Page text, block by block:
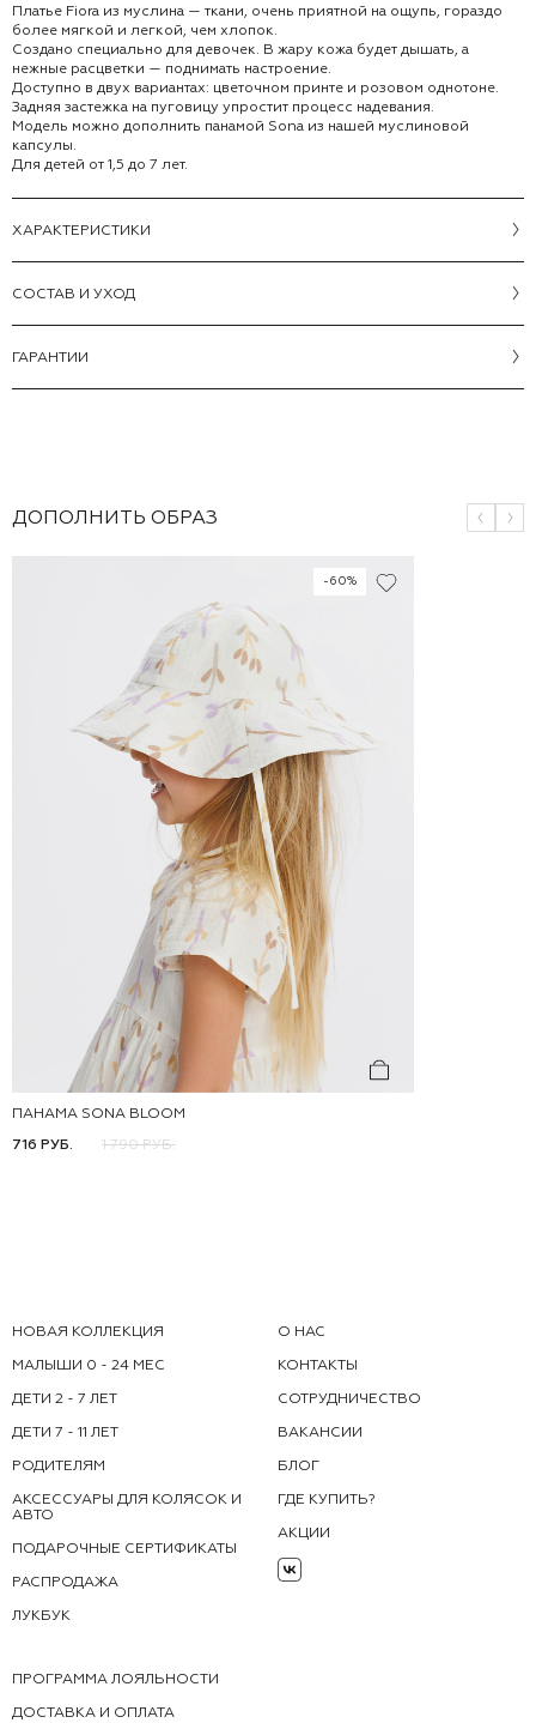
Платье Fiora из муслина — ткани, очень приятной на ощупь, гораздо
более мягкой и легкой, чем хлопок.
Создано специально для девочек. В жару кожа будет дышать, а
нежные расцветки — поднимать настроение.
Доступно в двух вариантах: цветочном принте и розовом однотоне.
Задняя застежка на пуговицу упростит процесс надевания.
Модель можно дополнить панамой Sona из нашей муслиновой
капсулы.
Для детей от 1,5 до 7 лет.
ХАРАКТЕРИСТИКИ
CОСТАВ И УХОД
ГАРАНТИИ
ДОПОЛНИТЬ ОБРАЗ
-60%
46-48 48-50
ПАНАМА SONA BLOOM
716 РУБ.
1 790 РУБ.
НОВАЯ КОЛЛЕКЦИЯ
МАЛЫШИ 0 - 24 МЕС
ДЕТИ 2 - 7 ЛЕТ
ДЕТИ 7 - 11 ЛЕТ
РОДИТЕЛЯМ
АКСЕССУАРЫ ДЛЯ КОЛЯСОК И
АВТО
ПОДАРОЧНЫЕ СЕРТИФИКАТЫ
РАСПРОДАЖА
ЛУКБУК
О НАС
КОНТАКТЫ
СОТРУДНИЧЕСТВО
ВАКАНСИИ
БЛОГ
ГДЕ КУПИТЬ?
АКЦИИ
ПРОГРАММА ЛОЯЛЬНОСТИ
ДОСТАВКА И ОПЛАТА